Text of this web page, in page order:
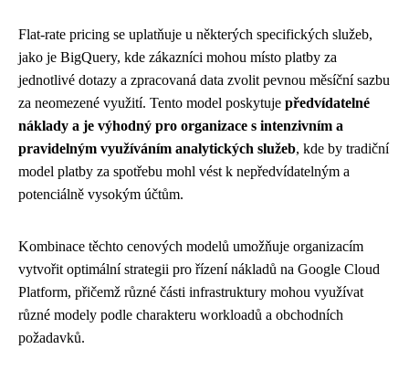
Flat-rate pricing se uplatňuje u některých specifických služeb,
jako je BigQuery, kde zákazníci mohou místo platby za
jednotlivé dotazy a zpracovaná data zvolit pevnou měsíční sazbu
za neomezené využití. Tento model poskytuje předvídatelné
náklady a je výhodný pro organizace s intenzivním a
pravidelným využíváním analytických služeb, kde by tradiční
model platby za spotřebu mohl vést k nepředvídatelným a
potenciálně vysokým účtům.
Kombinace těchto cenových modelů umožňuje organizacím
vytvořit optimální strategii pro řízení nákladů na Google Cloud
Platform, přičemž různé části infrastruktury mohou využívat
různé modely podle charakteru workloadů a obchodních
požadavků.